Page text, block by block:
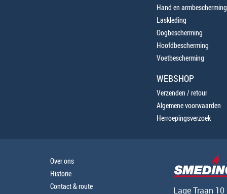
Hand en armbescherming
Laskleding
Oogbescherming
Hoofdbescherming
Voetbescherming
WEBSHOP
Verzenden / retour
Algemene voorwaarden
Herroepingsverzoek
Over ons
Historie
Contact & route
Lage Traan 10